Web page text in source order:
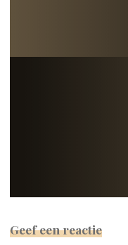
Geef een reactie